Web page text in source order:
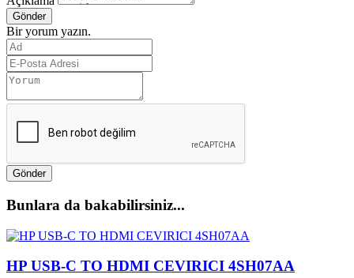
Gönder
Bir yorum yazın.
Gönder
Bunlara da bakabilirsiniz...
HP USB-C TO HDMI CEVIRICI 4SH07AA